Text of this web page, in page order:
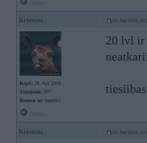
Kristena 03. Jun 2010,
Kopš: 28. Apr 2008
Ziņojumi: 307
Braucu ar: dajebko
20 lvl ir
Kristena 03. Jun 2010,